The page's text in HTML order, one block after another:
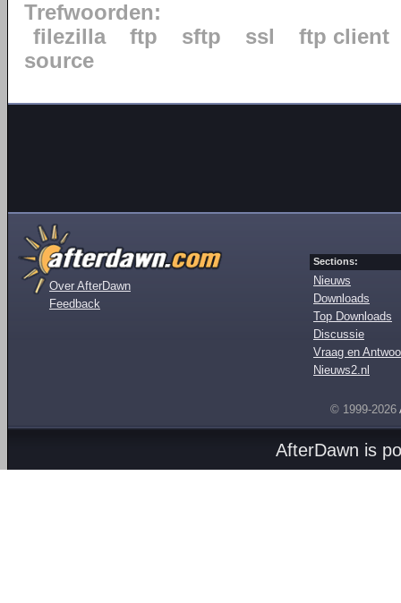
Trefwoorden:
filezilla
ftp sftp ssl
ftp client
source
Over AfterDawn
Feedback
Sections:
Nieuws
Downloads
Top Downloads
Discussie
Vraag en
Nieuws2.nl
© 1999-2026
AfterDawn is